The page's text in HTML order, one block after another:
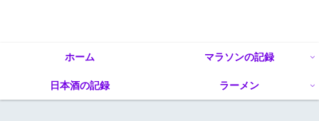
ホーム マラソンの記録
日本酒の記録 ラーメン